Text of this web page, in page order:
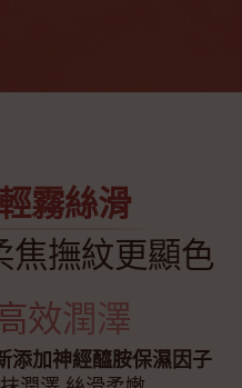
霧絲滑
焦撫紋更顯色
效潤澤
添加神經醯胺保濕因子